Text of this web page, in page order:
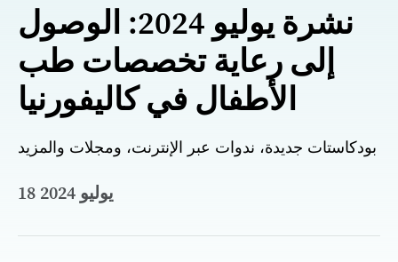
نشرة يوليو 2024: الوصول
إلى رعاية تخصصات طب
الأطفال في كاليفورنيا
بودكاستات جديدة، ندوات عبر الإنترنت، ومجلات والمزيد
18 يوليو 2024